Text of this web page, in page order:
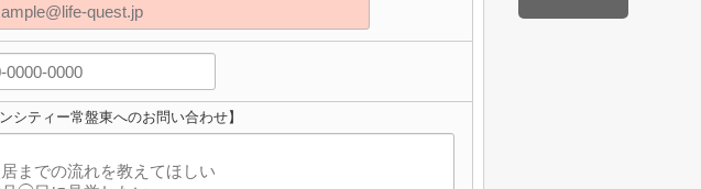
ンシティー常盤東へのお問い合わせ】